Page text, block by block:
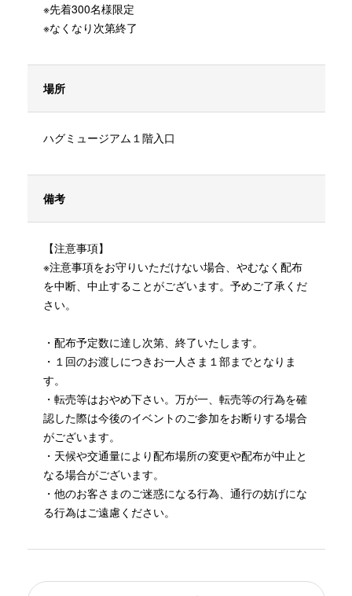
※先着300名様限定
※なくなり次第終了
場所
ハグミュージアム１階入口
備考
【注意事項】
※注意事項をお守りいただけない場合、やむなく配布
を中断、中止することがございます。予めご了承くだ
さい。
・配布予定数に達し次第、終了いたします。
・１回のお渡しにつきお一人さま１部までとなりま
す。
・転売等はおやめ下さい。万が一、転売等の行為を確
認した際は今後のイベントのご参加をお断りする場合
がございます。
・天候や交通量により配布場所の変更や配布が中止と
なる場合がございます。
・他のお客さまのご迷惑になる行為、通行の妨げにな
る行為はご遠慮ください。